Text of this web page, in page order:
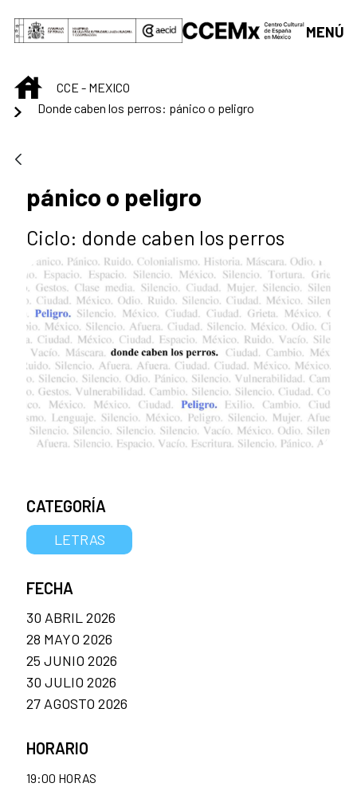
Skip to Main Content
MENÚ
INICIOCCE - MEXICO
Donde caben los perros: pánico o peligro
pánico o peligro
Ciclo: donde caben los perros
CATEGORÍA
LETRAS
FECHA
30 ABRIL 2026
28 MAYO 2026
25 JUNIO 2026
30 JULIO 2026
27 AGOSTO 2026
HORARIO
19:00 HORAS